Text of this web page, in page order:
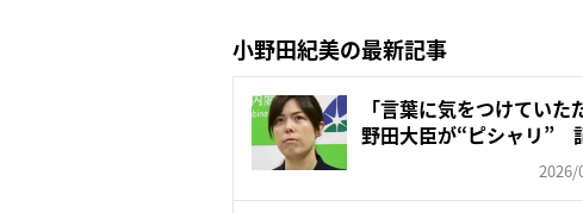
小野田紀美の最新記事
「言葉に気をつけてい
野田大臣が“ピシャリ”
2026/